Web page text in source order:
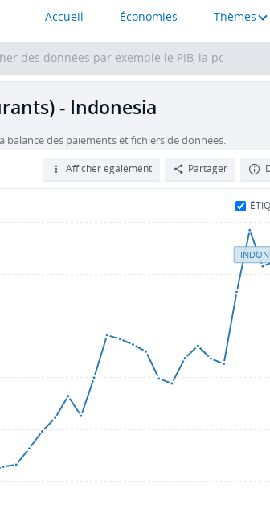
Accueil Économies Thèmes
- Indonesia
des paiements et fichiers de données.
Afficher également Partager